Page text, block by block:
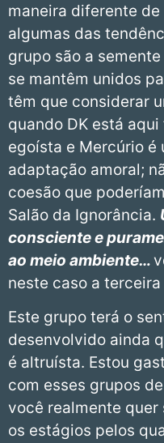
maneira diferente
algumas das
grupo são a
se mantêm unidos
têm que considerar
quando DK está
egoísta e Mercúrio é
adaptação amoral;
coesão que
Salão da Ignorância.
consciente e
ao meio ambiente…
neste caso a
Este grupo terá o
desenvolvido ainda
é altruísta. Estou
com esses grupos
você realmente
os estágios pelos